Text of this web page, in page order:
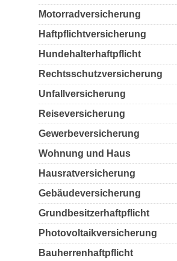
Motorradversicherung
Haftpflichtversicherung
Hundehalterhaftpflicht
Rechtsschutzversicherung
Unfallversicherung
Reiseversicherung
Gewerbeversicherung
Wohnung und Haus
Hausratversicherung
Gebäudeversicherung
Grundbesitzerhaftpflicht
Photovoltaikversicherung
Bauherrenhaftpflicht